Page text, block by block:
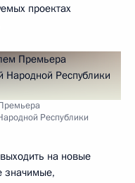
проектах
Республики
на новые
значимые,